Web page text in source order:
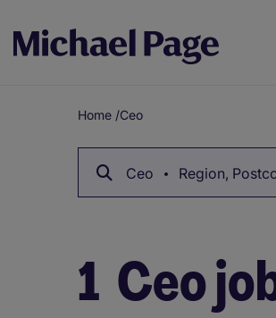
Breadcrumb
Home /Ceo
Ceo Region,
1 Ceo